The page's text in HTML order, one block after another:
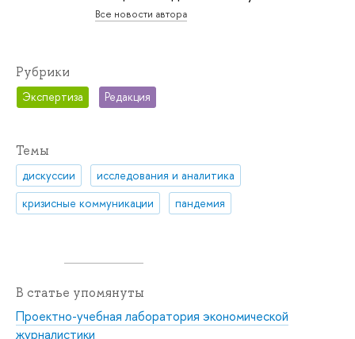
Все новости автора
Рубрики
Экспертиза Редакция
Темы
дискуссии
исследования и аналитика
кризисные коммуникации
пандемия
В статье упомянуты
Проектно-учебная лаборатория экономической
журналистики